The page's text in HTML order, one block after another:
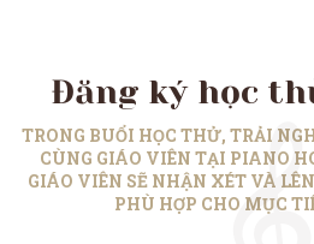
Đăng ký học
TRONG BUỔI HỌC THỬ, TRẢI
CÙNG GIÁO VIÊN TẠI PIANO
GIÁO VIÊN SẼ NHẬN XÉT VÀ
PHÙ HỢP CHO MỤC